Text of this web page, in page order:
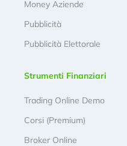
Money Aziende
Pubblicità
Pubblicità Elettorale
Strumenti Finanziari
Trading Online Demo
Corsi (Premium)
Broker Online